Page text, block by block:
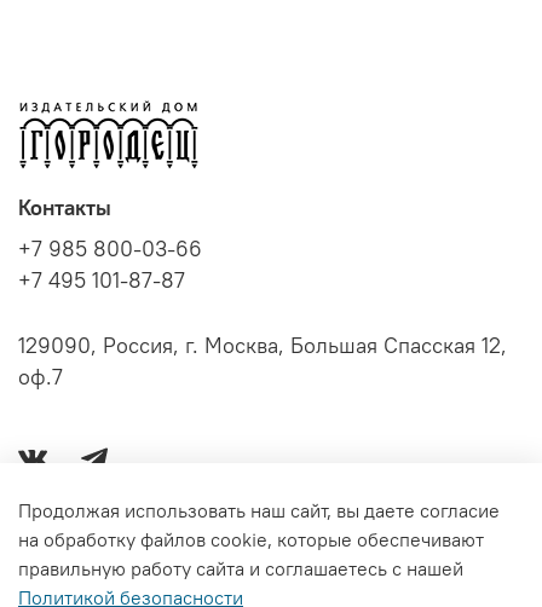
Серии книг
Контакты
+7 985 800-03-66
+7 495 101-87-87
129090, Россия, г. Москва, Большая Спасская 12,
оф.7
Продолжая использовать наш сайт, вы даете согласие
на обработку файлов cookie, которые обеспечивают
правильную работу сайта и соглашаетесь с нашей
Политикой безопасности